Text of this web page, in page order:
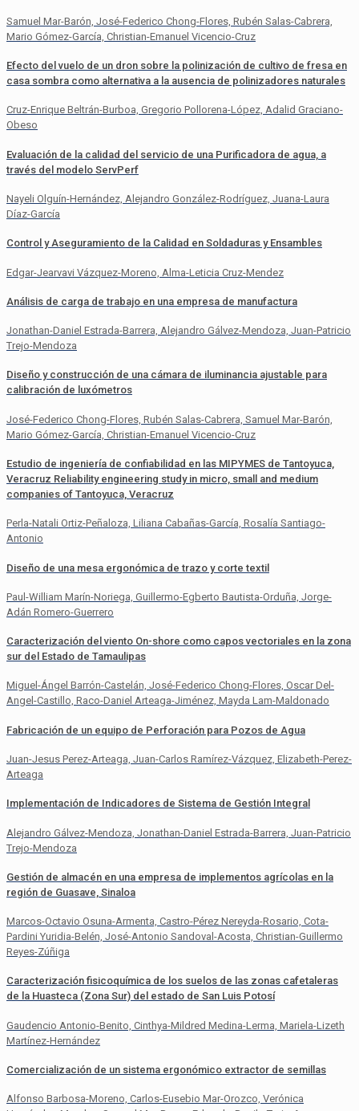
Samuel Mar-Barón, José-Federico Chong-Flores, Rubén Salas-Cabrera,
Mario Gómez-García, Christian-Emanuel Vicencio-Cruz
Efecto del vuelo de un dron sobre la polinización de cultivo de fresa en
casa sombra como alternativa a la ausencia de polinizadores naturales
Cruz-Enrique Beltrán-Burboa, Gregorio Pollorena-López, Adalid Graciano-
Obeso
Evaluación de la calidad del servicio de una Purificadora de agua, a
través del modelo ServPerf
Nayeli Olguín-Hernández, Alejandro González-Rodríguez, Juana-Laura
Díaz-García
Control y Aseguramiento de la Calidad en Soldaduras y Ensambles
Edgar-Jearvavi Vázquez-Moreno, Alma-Leticia Cruz-Mendez
Análisis de carga de trabajo en una empresa de manufactura
Jonathan-Daniel Estrada-Barrera, Alejandro Gálvez-Mendoza, Juan-Patricio
Trejo-Mendoza
Diseño y construcción de una cámara de iluminancia ajustable para
calibración de luxómetros
José-Federico Chong-Flores, Rubén Salas-Cabrera, Samuel Mar-Barón,
Mario Gómez-García, Christian-Emanuel Vicencio-Cruz
Estudio de ingeniería de confiabilidad en las MIPYMES de Tantoyuca,
Veracruz Reliability engineering study in micro, small and medium
companies of Tantoyuca, Veracruz
Perla-Natali Ortiz-Peñaloza, Liliana Cabañas-García, Rosalía Santiago-
Antonio
Diseño de una mesa ergonómica de trazo y corte textil
Paul-William Marín-Noriega, Guillermo-Egberto Bautista-Orduña, Jorge-
Adán Romero-Guerrero
Caracterización del viento On-shore como capos vectoriales en la zona
sur del Estado de Tamaulipas
Miguel-Ángel Barrón-Castelán, José-Federico Chong-Flores, Oscar Del-
Angel-Castillo, Raco-Daniel Arteaga-Jiménez, Mayda Lam-Maldonado
Fabricación de un equipo de Perforación para Pozos de Agua
Juan-Jesus Perez-Arteaga, Juan-Carlos Ramírez-Vázquez, Elizabeth-Perez-
Arteaga
Implementación de Indicadores de Sistema de Gestión Integral
Alejandro Gálvez-Mendoza, Jonathan-Daniel Estrada-Barrera, Juan-Patricio
Trejo-Mendoza
Gestión de almacén en una empresa de implementos agrícolas en la
región de Guasave, Sinaloa
Marcos-Octavio Osuna-Armenta, Castro-Pérez Nereyda-Rosario, Cota-
Pardini Yuridia-Belén, José-Antonio Sandoval-Acosta, Christian-Guillermo
Reyes-Zúñiga
Caracterización fisicoquímica de los suelos de las zonas cafetaleras
de la Huasteca (Zona Sur) del estado de San Luis Potosí
Gaudencio Antonio-Benito, Cinthya-Mildred Medina-Lerma, Mariela-Lizeth
Martínez-Hernández
Comercialización de un sistema ergonómico extractor de semillas
Alfonso Barbosa-Moreno, Carlos-Eusebio Mar-Orozco, Verónica